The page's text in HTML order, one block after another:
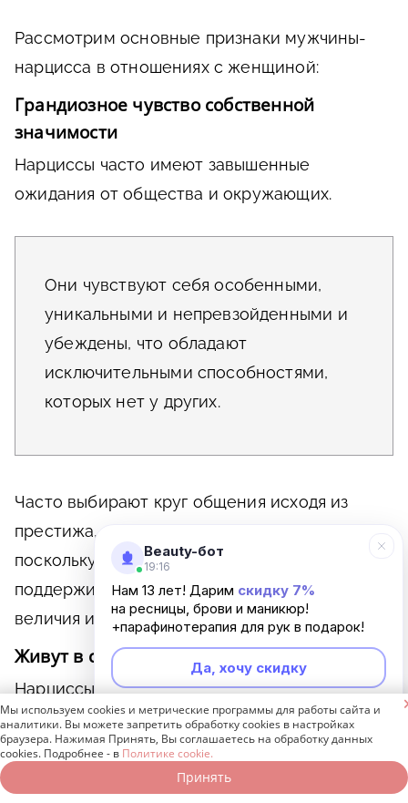
Рассмотрим основные признаки мужчины-
нарцисса в отношениях с женщиной:
Грандиозное чувство собственной
значимости
Нарциссы часто имеют завышенные
ожидания от общества и окружающих.
Они чувствуют себя особенными,
уникальными и непревзойденными и
убеждены, что обладают
исключительными способностями,
которых нет у других.
Часто выбирают круг общения исходя из
престижа, статуса и влияния окружающих,
поскольку такие связи помогают
поддерживать иллюзию собственного
величия и превосходства над остальными.
Живут в своем вымышленном мире
Нарциссы часто создают мир иллюзий, где
они видят себя исключительно успешными,
привлекательными и идеализированными
людьми. Они склонны игнорировать факты,
Beauty-бот
19:16
Нам 13 лет! Дарим скидку 7%
на ресницы, брови и маникюр!
+парафинотерапия для рук в подарок!
Да, хочу скидку
Неинтересно
Мы используем cookies и метрические программы для работы сайта и
аналитики. Вы можете запретить обработку cookies в настройках
браузера. Нажимая Принять, Вы соглашаетесь на обработку данных
cookies. Подробнее - в Политике cookie.
Принять